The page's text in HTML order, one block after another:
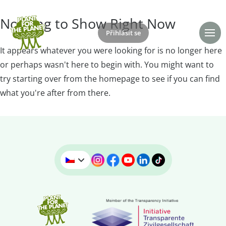
Přihlásit se
Nothing to Show Right Now
It appears whatever you were looking for is no longer here
or perhaps wasn't here to begin with. You might want to
try starting over from the homepage to see if you can find
what you're after from there.